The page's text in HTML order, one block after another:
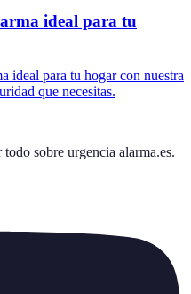
ideal para tu
ideal para tu hogar con nuestra
que necesitas.
todo sobre urgencia alarma.es.